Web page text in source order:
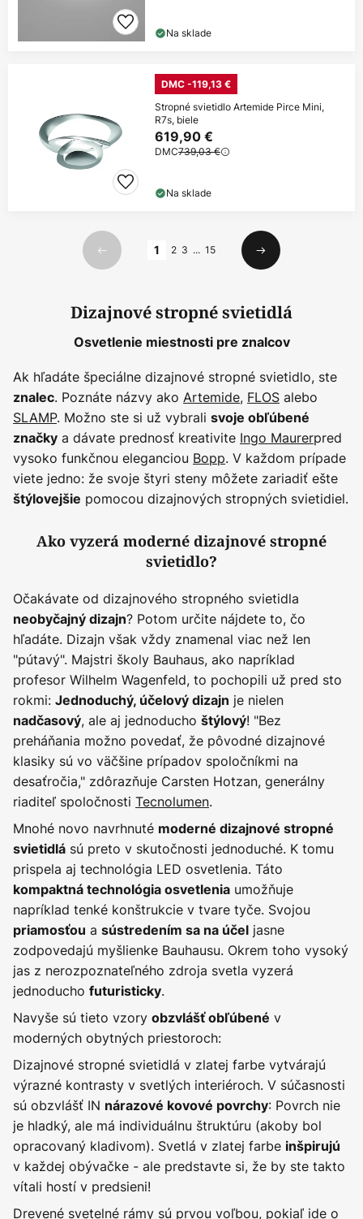
Na sklade
DMC -119,13 €
Stropné svietidlo Artemide Pirce Mini,
R7s, biele
619,90 €
DMC739,03 €
Na sklade
Predchádzajúci
1 2 3 ... 15
Ďalší
Dizajnové stropné svietidlá
Osvetlenie miestnosti pre znalcov
Ak hľadáte špeciálne dizajnové stropné svietidlo, ste
znalec. Poznáte názvy ako Artemide, FLOS alebo
SLAMP. Možno ste si už vybrali svoje obľúbené
značky a dávate prednosť kreativite Ingo Maurerpred
vysoko funkčnou eleganciou Bopp. V každom prípade
viete jedno: že svoje štyri steny môžete zariadiť ešte
štýlovejšie pomocou dizajnových stropných svietidiel.
Ako vyzerá moderné dizajnové stropné
svietidlo?
Očakávate od dizajnového stropného svietidla
neobyčajný dizajn? Potom určite nájdete to, čo
hľadáte. Dizajn však vždy znamenal viac než len
"pútavý". Majstri školy Bauhaus, ako napríklad
profesor Wilhelm Wagenfeld, to pochopili už pred sto
rokmi: Jednoduchý, účelový dizajn je nielen
nadčasový, ale aj jednoducho štýlový! "Bez
preháňania možno povedať, že pôvodné dizajnové
klasiky sú vo väčšine prípadov spoločníkmi na
desaťročia," zdôrazňuje Carsten Hotzan, generálny
riaditeľ spoločnosti Tecnolumen.
Mnohé novo navrhnuté moderné dizajnové stropné
svietidlá sú preto v skutočnosti jednoduché. K tomu
prispela aj technológia LED osvetlenia. Táto
kompaktná technológia osvetlenia umožňuje
napríklad tenké konštrukcie v tvare tyče. Svojou
priamosťou a sústredením sa na účel jasne
zodpovedajú myšlienke Bauhausu. Okrem toho vysoký
jas z nerozpoznateľného zdroja svetla vyzerá
jednoducho futuristicky.
Navyše sú tieto vzory obzvlášť obľúbené v
moderných obytných priestoroch:
Dizajnové stropné svietidlá v zlatej farbe vytvárajú
výrazné kontrasty v svetlých interiéroch. V súčasnosti
sú obzvlášť IN nárazové kovové povrchy: Povrch nie
je hladký, ale má individuálnu štruktúru (akoby bol
opracovaný kladivom). Svetlá v zlatej farbe inšpirujú
v každej obývačke - ale predstavte si, že by ste takto
vítali hostí v predsieni!
Drevené svetelné rámy sú prvou voľbou, pokiaľ ide o